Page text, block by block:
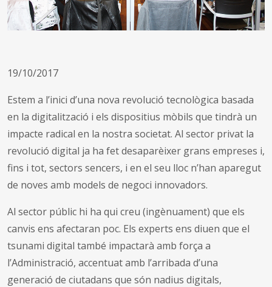
19/10/2017
Estem a l’inici d’una nova revolució tecnològica basada
en la digitalització i els dispositius mòbils que tindrà un
impacte radical en la nostra societat. Al sector privat la
revolució digital ja ha fet desaparèixer grans empreses i,
fins i tot, sectors sencers, i en el seu lloc n’han aparegut
de noves amb models de negoci innovadors.
Al sector públic hi ha qui creu (ingènuament) que els
canvis ens afectaran poc. Els experts ens diuen que el
tsunami digital també impactarà amb força a
l’Administració, accentuat amb l’arribada d’una
generació de ciutadans que són nadius digitals,